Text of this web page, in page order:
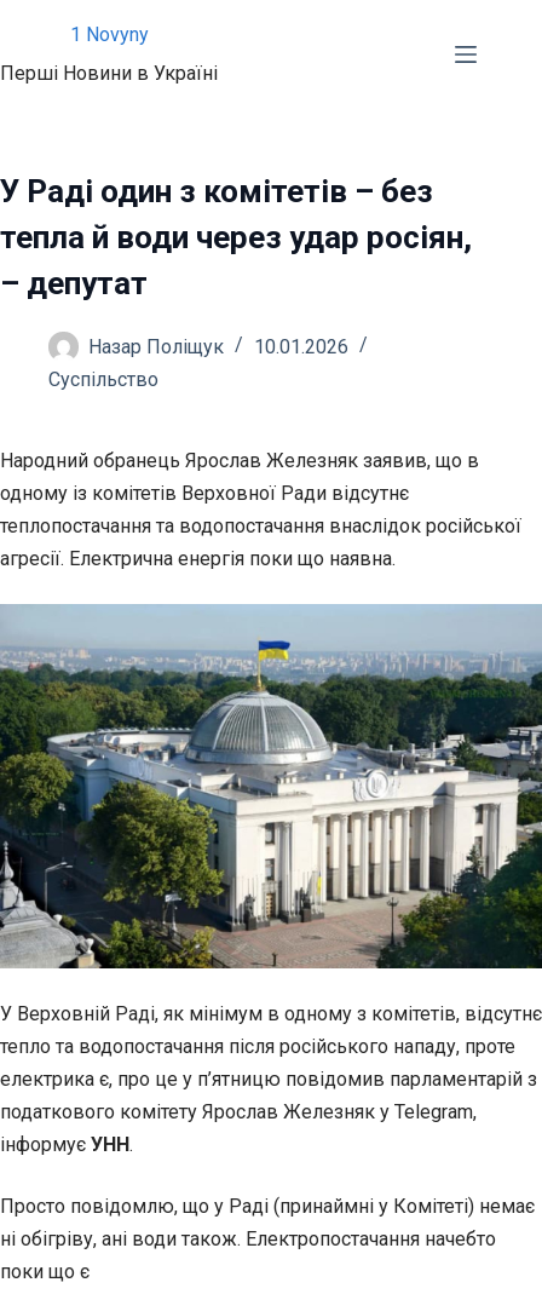
вмісту
1 Novyny
Перші Новини в Україні
У Раді один з комітетів – без
тепла й води через удар росіян,
– депутат
Назар Поліщук
10.01.2026
Суспільство
Народний обранець Ярослав Железняк заявив, що в
одному із комітетів Верховної Ради відсутнє
теплопостачання та водопостачання внаслідок російської
агресії. Електрична енергія поки що наявна.
У Верховній Раді, як мінімум в одному з комітетів, відсутнє
тепло та водопостачання після російського нападу, проте
електрика є, про це у п’ятницю повідомив парламентарій з
податкового комітету Ярослав Железняк у Telegram,
інформує УНН.
Просто повідомлю, що у Раді (принаймні у Комітеті) немає
ні обігріву, ані води також. Електропостачання начебто
поки що є